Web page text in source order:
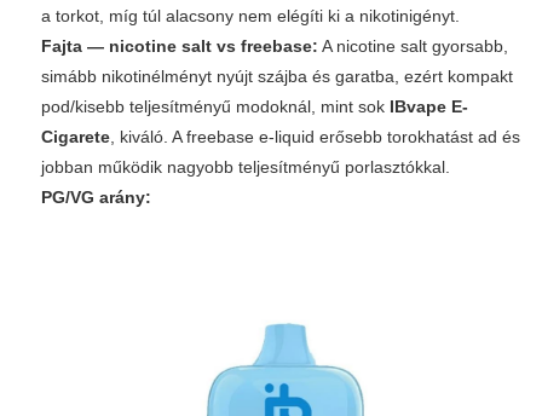
a torkot, míg túl alacsony nem elégíti ki a nikotinigényt.
Fajta — nicotine salt vs freebase: Anicotine salt gyorsabb,
simább nikotinélményt nyújt szájba és garatba, ezért kompakt
pod/kisebb teljesítményű modoknál, mint sok IBvape E-
Cigarete, kiváló. A freebase e-liquid erősebb torokhatást ad és
jobban működik nagyobb teljesítményű porlasztókkal.
PG/VG arány: